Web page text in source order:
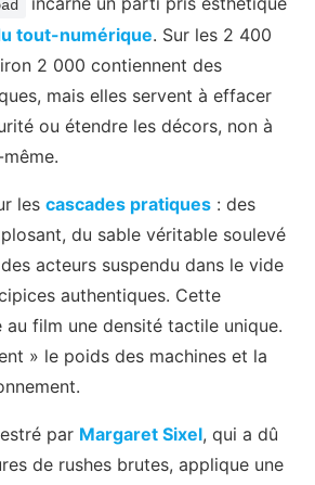
tout-numérique. Sur les 2 400
2 000 contiennent des
mais elles servent à effacer
ou étendre les décors, non à
les cascades pratiques : des
du sable véritable soulevé
acteurs suspendu dans le vide
authentiques. Cette
film une densité tactile unique.
» le poids des machines et la
par Margaret Sixel, qui a dû
de rushes brutes, applique une